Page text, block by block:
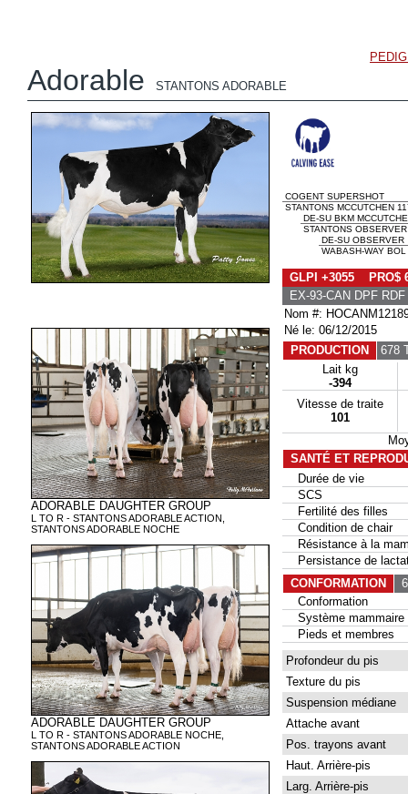
Adorable STANTONS ADORABLE
ADORABLE DAUGHTER GROUP
L TO R - STANTONS ADORABLE ACTION,
STANTONS ADORABLE NOCHE
ADORABLE DAUGHTER GROUP
L TO R - STANTONS ADORABLE NOCHE,
STANTONS ADORABLE ACTION
COGENT SUPERSHOT
STANTONS MCCUTCHEN
DE-SU BKM
STANTONS
DE-SU OBSERVER
WABASH-WAY
GLPI +3055 PRO$
EX-93-CAN DPF
Nom #:
Né le: 06/12/2015
PRODUCTION
678
Lait kg
-394
Vitesse de traite
101
SANTÉ ET
Durée de vie
SCS
Fertilité des filles
Condition de chair
Résistance à la
Persistance de
CONFORMATION
Conformation
Système mammaire
Pieds et membres
Profondeur du pis
Texture du pis
Suspension médiane
Attache avant
Pos. trayons avant
Haut. Arrière-pis
Larg. Arrière-pis